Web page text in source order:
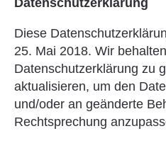
Diese
25. Mai 2018. Wir
Datenschutzerklärung zu
aktualisieren, um den
und/oder an geänderte
Rechtsprechung